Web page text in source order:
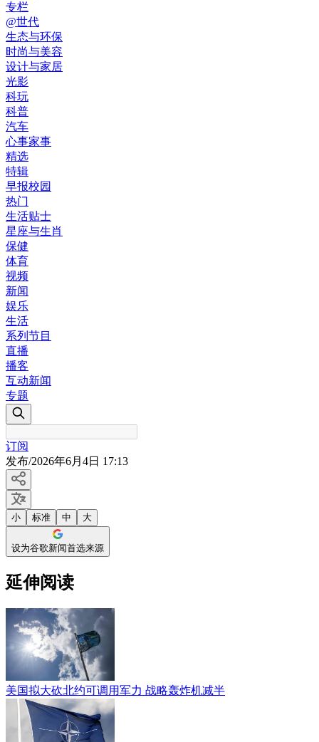
专栏
@世代
生态与环保
时尚与美容
设计与家居
光影
科玩
科普
汽车
心事家事
精选
特辑
早报校园
热门
生活贴士
星座与生肖
保健
体育
视频
新闻
娱乐
生活
系列节目
直播
播客
互动新闻
专题
订阅
发布/2026年6月4日 17:13
小 标准 中 大
设为谷歌新闻首选来源
延伸阅读
美国拟大砍北约可调用军力 战略轰炸机减半